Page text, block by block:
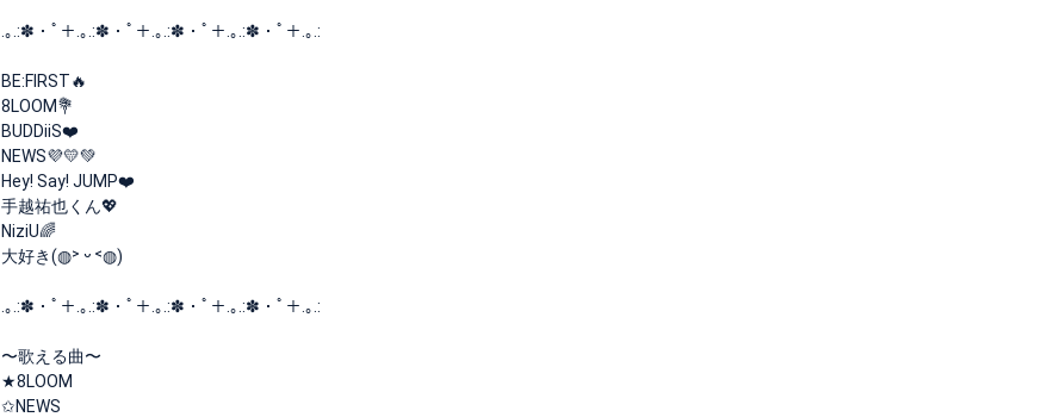
.｡.:✽・ﾟ＋.｡.:✽・ﾟ＋.｡.:✽・ﾟ＋.｡.:✽・ﾟ＋.｡.:
BE:FIRST🔥
8LOOM💐
BUDDiiS❤️
NEWS💜💛💚
Hey! Say! JUMP❤️
手越祐也くん💖
NiziU🌈
大好き‎(◍˃ ᵕ ˂◍)
.｡.:✽・ﾟ＋.｡.:✽・ﾟ＋.｡.:✽・ﾟ＋.｡.:✽・ﾟ＋.｡.:
〜歌える曲〜
★8LOOM
✩NEWS